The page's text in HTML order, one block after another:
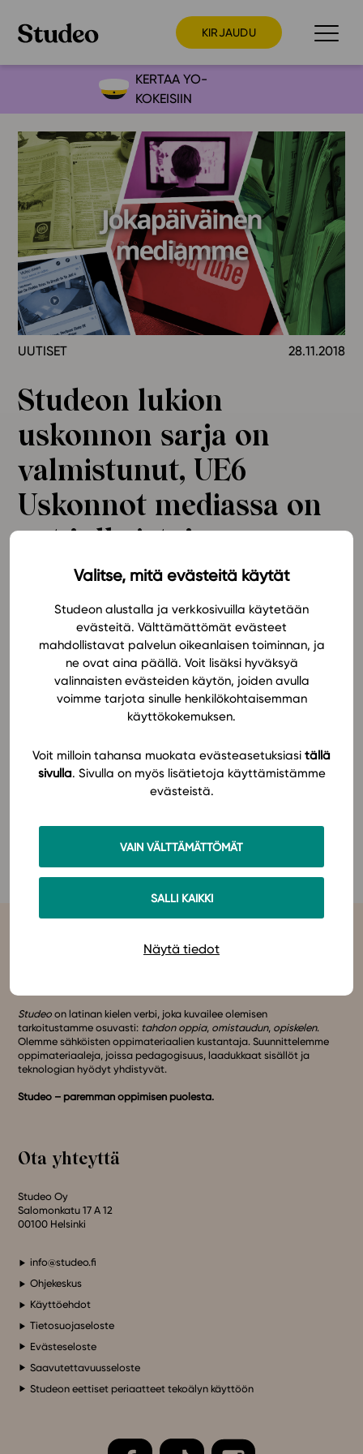
Valitse, mitä evästeitä käytät
Studeon alustalla ja verkkosivuilla käytetään
evästeitä. Välttämättömät evästeet
mahdollistavat palvelun oikeanlaisen toiminnan, ja
ne ovat aina päällä. Voit lisäksi hyväksyä
valinnaisten evästeiden käytön, joiden avulla
voimme tarjota sinulle henkilökohtaisemman
käyttökokemuksen.
Voit milloin tahansa muokata evästeasetuksiasi tällä
sivulla. Sivulla on myös lisätietoja käyttämistämme
evästeistä.
VAIN VÄLTTÄMÄTTÖMÄT
SALLI KAIKKI
Näytä tiedot
KIRJAUDU
Preppaaja
Opettaja
Opiskelija
Huoltaja
Kokeilutarjous
Ainstain
Alakoulu
Yläkoulu
Lukio
Ominaisuudet
Tapahtumakalenteri
Webinaari­tallenteet
Yhteisö
Suosittelut
Ohjekeskus
Eettiset periaatteet tekoälyn käyttöön
Tilaa uutiskirje
Ota yhteyttä
In English
KERTAA YO-
KOKEISIIN
UUTISET 28.11.2018
Studeon lukion
uskonnon sarja on
valmistunut, UE6
Uskonnot mediassa on
nyt julkaistu!
Studeon lukion uskonnon sarja on valmistunut!
Uskonnot mediassa (LOPS 2016)on nyt julkaistu.
UE6 kurssi on todella ajankohtainen esimerkkeineen ja
aineistoineen, ja se ohjaa ottamaan haltuun
mediataidot sekä erityisesti uskontolukutaidon.
Bonuksena kurssin lopussa on osio, jossa
Lue lisää!
tutustumaan materiaaliin Studeossa
kokonaisuudessaan täällä .
Studeo on latinan kielen verbi, joka kuvailee olemisen
tarkoitustamme osuvasti: tahdon oppia, omistaudun, opiskelen.
Olemme sähköisten oppimateriaalien kustantaja. Suunnittelemme
oppimateriaaleja, joissa pedagogisuus, laadukkaat sisällöt ja
teknologian hyödyt yhdistyvät.
Studeo – paremman oppimisen puolesta.
Ota yhteyttä
Studeo Oy
Salomonkatu 17 A 12
00100 Helsinki
info@studeo.fi
Ohjekeskus
Käyttöehdot
Tietosuojaseloste
Evästeseloste
Saavutettavuusseloste
Studeon eettiset periaatteet tekoälyn käyttöön